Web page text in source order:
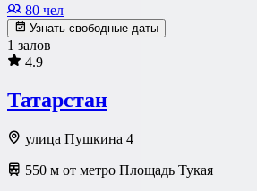
80 чел
Узнать свободные даты
1 залов
4.9
Татарстан
улица Пушкина 4
550 м от метро Площадь Тукая